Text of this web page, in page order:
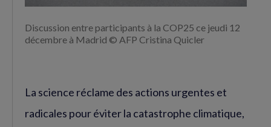
Discussion entre participants à la COP25 ce jeudi 12
décembre à Madrid © AFP Cristina Quicler
La science réclame des actions urgentes et
radicales pour éviter la catastrophe climatique,